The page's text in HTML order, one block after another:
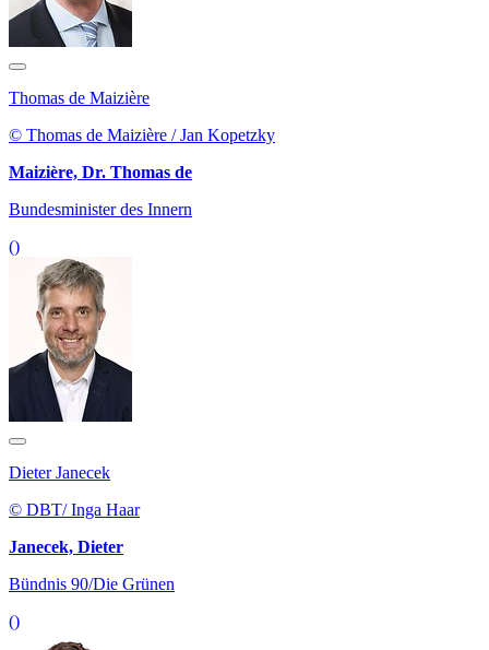
Thomas de Maizière
© Thomas de Maizière / Jan Kopetzky
Maizière, Dr. Thomas de
Bundesminister des Innern
()
Dieter Janecek
© DBT/ Inga Haar
Janecek, Dieter
Bündnis 90/Die Grünen
()